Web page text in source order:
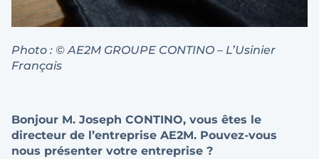
Photo : © AE2M GROUPE CONTINO – L’Usinier
Français
Bonjour M. Joseph CONTINO, vous êtes le
directeur de l’entreprise AE2M. Pouvez-vous
nous présenter votre entreprise ?